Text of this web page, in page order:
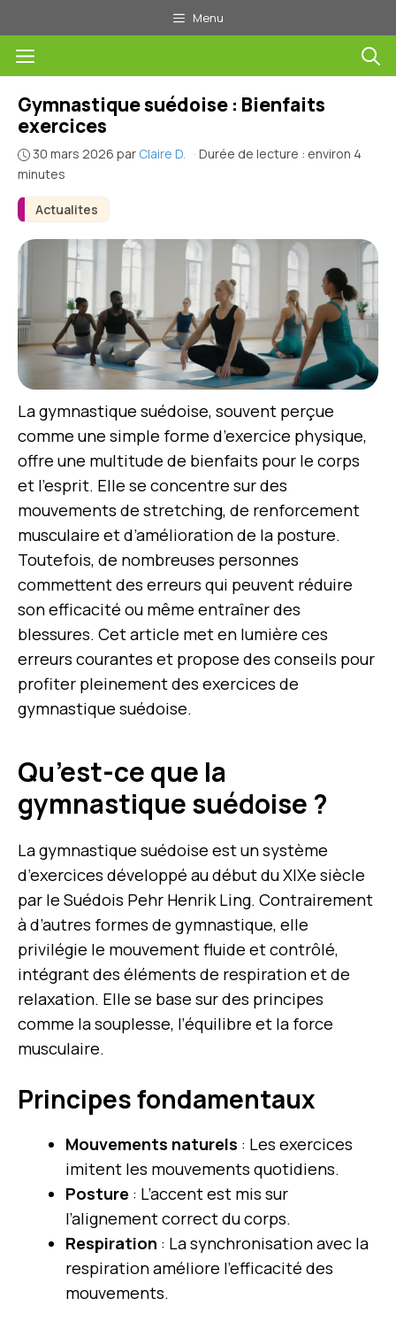
au
contenu
Menu
Menu
Actualites
Gymnastique suédoise : Bienfaits
exercices
30 mars 2026 par Claire D. · Durée de lecture : environ 4
minutes
La gymnastique suédoise, souvent perçue
comme une simple forme d’exercice physique,
offre une multitude de bienfaits pour le corps
et l’esprit. Elle se concentre sur des
mouvements de stretching, de renforcement
musculaire et d’amélioration de la posture.
Toutefois, de nombreuses personnes
commettent des erreurs qui peuvent réduire
son efficacité ou même entraîner des
blessures. Cet article met en lumière ces
erreurs courantes et propose des conseils pour
profiter pleinement des exercices de
gymnastique suédoise.
Qu’est-ce que la
gymnastique suédoise ?
La gymnastique suédoise est un système
d’exercices développé au début du XIXe siècle
par le Suédois Pehr Henrik Ling. Contrairement
à d’autres formes de gymnastique, elle
privilégie le mouvement fluide et contrôlé,
intégrant des éléments de respiration et de
relaxation. Elle se base sur des principes
comme la souplesse, l’équilibre et la force
musculaire.
Principes fondamentaux
Mouvements naturels : Les exercices
imitent les mouvements quotidiens.
Posture : L’accent est mis sur
l’alignement correct du corps.
Respiration : La synchronisation avec la
respiration améliore l’efficacité des
mouvements.